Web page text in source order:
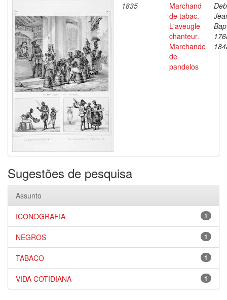
1835
Marchand
de tabac.
L'aveugle
chanteur.
Marchande
de
pandelos
Sugestões de pesquisa
Assunto
1
ICONOGRAFIA
1
NEGROS
1
TABACO
1
VIDA COTIDIANA